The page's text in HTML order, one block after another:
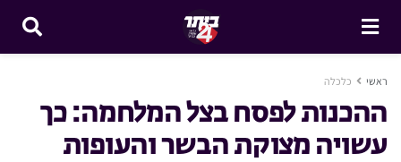
ראשי כלכלה
ההכנות לפסח בצל המלחמה: כך
עשויה מצוקת הבשר והעופות